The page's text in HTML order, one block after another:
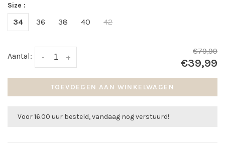
Size :
34 36 38 40 42
Aantal: +
-
€79,99
€39,99
TOEVOEGEN AAN WINKELWAGEN
Voor 16.00 uur besteld, vandaag nog verstuurd!